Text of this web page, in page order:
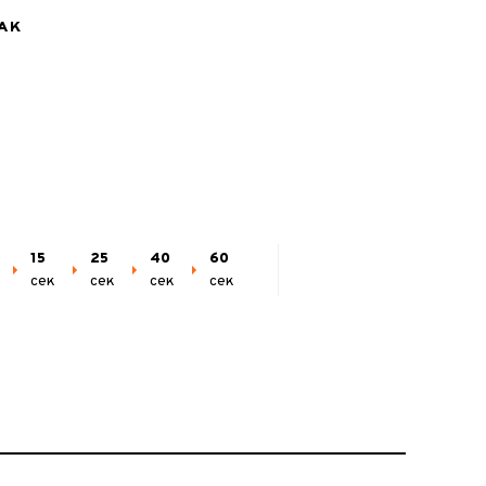
15
сек
25
сек
40
сек
60
сек